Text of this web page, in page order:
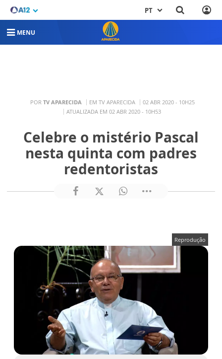
PT
MENU
POR TV APARECIDA EM TV APARECIDA
02 ABR 2020 - 10H25
ATUALIZADA EM 02 ABR 2020 - 10H53
Celebre o mistério Pascal
nesta quinta com padres
redentoristas
Reprodução